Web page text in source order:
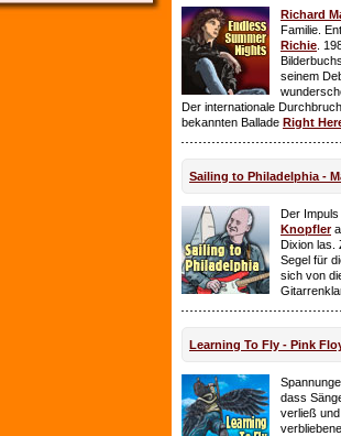
Richard
Familie.
Richie .
seinem
Der internationale
bekannten Ballade Right
Sailing to Philadelphia -
Der
Knopfler
Dixion las.
Segel für
sich von
Learning To Fly - Pink
dass
verließ